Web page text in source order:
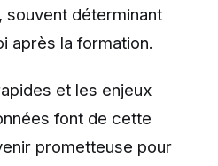
souvent déterminant
après la formation.
et les enjeux
font de cette
prometteuse pour